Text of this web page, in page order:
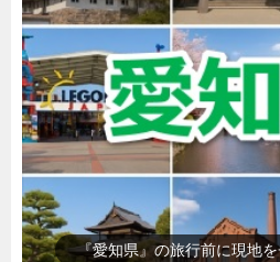
『名古屋城』（人気